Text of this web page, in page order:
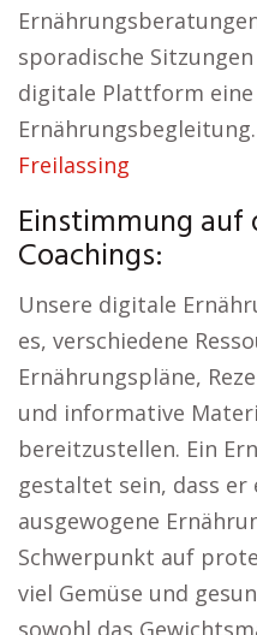
sporadische
digitale Plattform
Freilassing
Einstimmung auf
Coachings:
Unsere digitale
es, verschiedene
Ernährungspläne,
und informative
bereitzustellen. Ein
gestaltet sein, dass
ausgewogene
Schwerpunkt auf
viel Gemüse und
sowohl das